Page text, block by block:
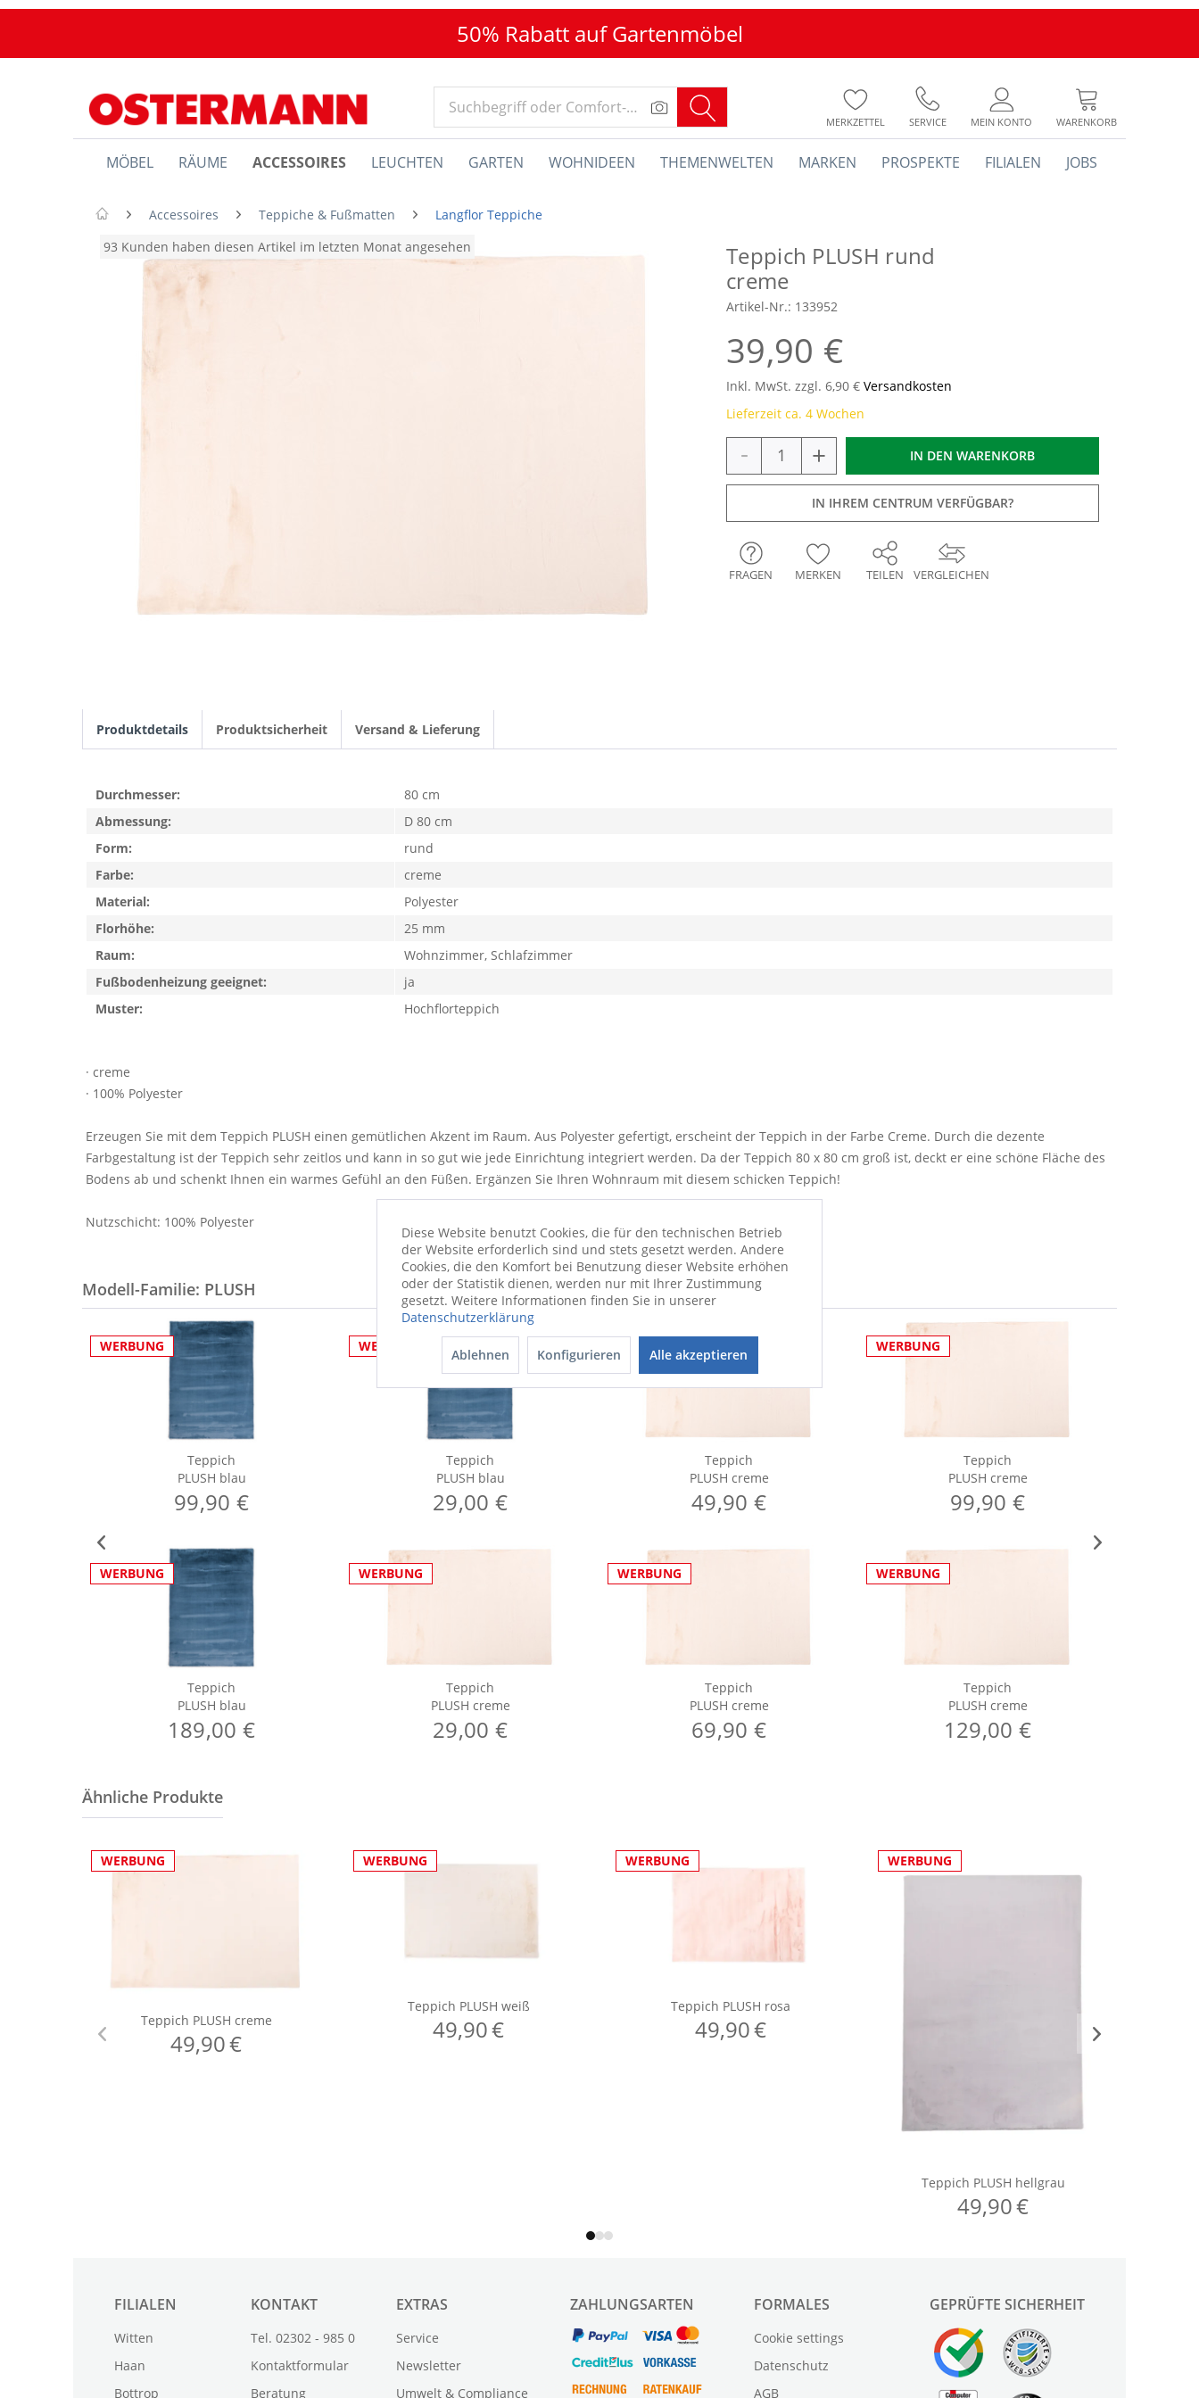
50% Rabatt auf Gartenmöbel
MERKZETTEL SERVICE MEIN KONTO WARENKORB
MÖBEL RÄUME ACCESSOIRES LEUCHTEN GARTEN WOHNIDEEN THEMENWELTEN MARKEN PROSPEKTE FILIALEN JOBS
Accessoires Teppiche & Fußmatten
Langflor Teppiche
93 Kunden haben diesen Artikel im letzten Monat angesehen
Teppich PLUSH rund
creme
Artikel-Nr.: 133952
39,90 €
Inkl. MwSt. zzgl. 6,90 € Versandkosten
Lieferzeit ca. 4 Wochen
- + IN DEN WARENKORB
IN IHREM CENTRUM VERFÜGBAR?
VERGLEICHEN
FRAGEN MERKEN TEILEN
Produktdetails Produktsicherheit Versand & Lieferung
· creme
· 100% Polyester
Erzeugen Sie mit dem Teppich PLUSH einen gemütlichen Akzent im Raum. Aus Polyester gefertigt, erscheint der Teppich in der Farbe Creme. Durch die dezente
Farbgestaltung ist der Teppich sehr zeitlos und kann in so gut wie jede Einrichtung integriert werden. Da der Teppich 80 x 80 cm groß ist, deckt er eine schöne Fläche des
Bodens ab und schenkt Ihnen ein warmes Gefühl an den Füßen. Ergänzen Sie Ihren Wohnraum mit diesem schicken Teppich!
Nutzschicht: 100% Polyester
Durchmesser:
80 cm
Abmessung:
D 80 cm
Form:
rund
Farbe:
creme
Material:
Polyester
Florhöhe:
25 mm
Raum:
Wohnzimmer, Schlafzimmer
Fußbodenheizung geeignet:
ja
Muster:
Hochflorteppich
Modell-Familie: PLUSH
WERBUNG
Teppich
PLUSH blau
99,90 €
WERBUNG
Teppich
PLUSH blau
189,00 €
WERBUNG
Teppich
PLUSH blau
29,00 €
WERBUNG
Teppich
PLUSH creme
29,00 €
WERBUNG
Teppich
PLUSH creme
49,90 €
WERBUNG
Teppich
PLUSH creme
69,90 €
WERBUNG
Teppich
PLUSH creme
99,90 €
WERBUNG
Teppich
PLUSH creme
129,00 €
FILIALEN
Witten
Haan
Bottrop
KONTAKT
Tel. 02302 - 985 0
Kontaktformular
Beratung
EXTRAS
Service
Newsletter
Umwelt & Compliance
ZAHLUNGSARTEN FORMALES
Cookie settings
Datenschutz
AGB
GEPRÜFTE SICHERHEIT
Diese Website benutzt Cookies, die für den technischen Betrieb
der Website erforderlich sind und stets gesetzt werden. Andere
Cookies, die den Komfort bei Benutzung dieser Website erhöhen
oder der Statistik dienen, werden nur mit Ihrer Zustimmung
gesetzt. Weitere Informationen finden Sie in unserer
Datenschutzerklärung
Ablehnen Konfigurieren Alle akzeptieren